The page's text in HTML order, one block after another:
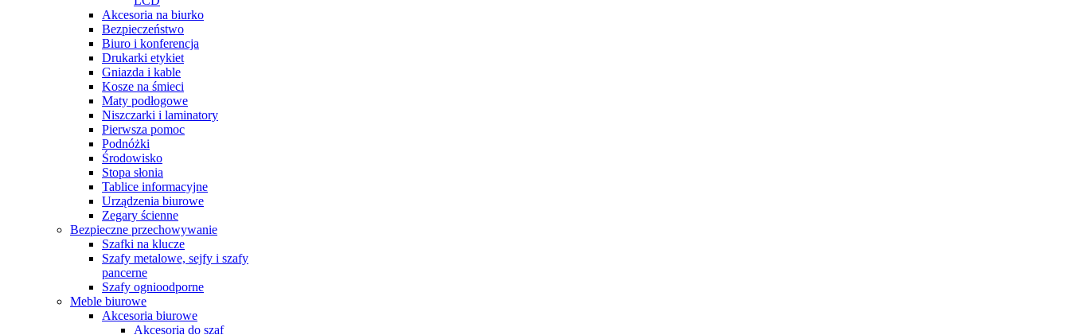
Akcesoria na biurko
Bezpieczeństwo
Biuro i konferencja
Drukarki etykiet
Gniazda i kable
Kosze na śmieci
Maty podłogowe
Niszczarki i laminatory
Pierwsza pomoc
Podnóżki
Środowisko
Stopa słonia
Tablice informacyjne
Urządzenia biurowe
Zegary ścienne
Bezpieczne przechowywanie
Szafki na klucze
Szafy metalowe, sejfy i szafy
pancerne
Szafy ognioodporne
Meble biurowe
Akcesoria biurowe
Akcesoria do szaf